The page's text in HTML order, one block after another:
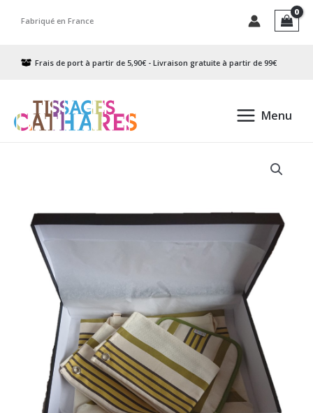
Fabriqué en France
Frais de port à partir de 5,90€ - Livraison gratuite à partir de 99€
Menu